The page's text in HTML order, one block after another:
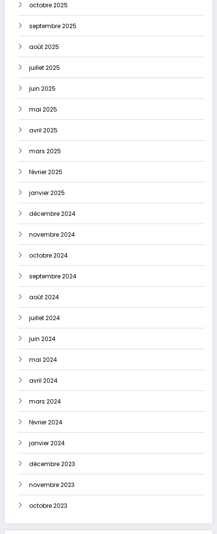
octobre 2025
septembre 2025
août 2025
juillet 2025
juin 2025
mai 2025
avril 2025
mars 2025
février 2025
janvier 2025
décembre 2024
novembre 2024
octobre 2024
septembre 2024
août 2024
juillet 2024
juin 2024
mai 2024
avril 2024
mars 2024
février 2024
janvier 2024
décembre 2023
novembre 2023
octobre 2023